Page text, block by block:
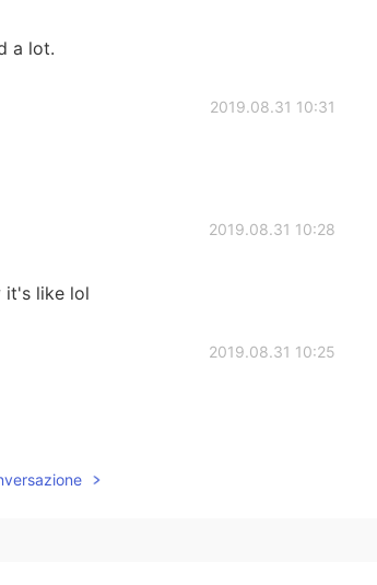
a lot.
2019.08.31 10:31
2019.08.31 10:28
it's like lol
2019.08.31 10:25